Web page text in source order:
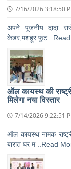
7/16/2026 3:18:50
अपने पूजनीय दादा
केडर,मशहूर फुट
ऑल कायस्थ की
मिलेगा नया विस्तार
7/14/2026 9:22:51
ऑल कायस्थ नामक
बारात घर म ..Read